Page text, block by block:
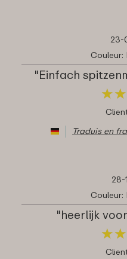
23-
Couleur:
"Einfach
★★
★★
Traduis en
28-
Couleur:
"heerlijk
★★
★★